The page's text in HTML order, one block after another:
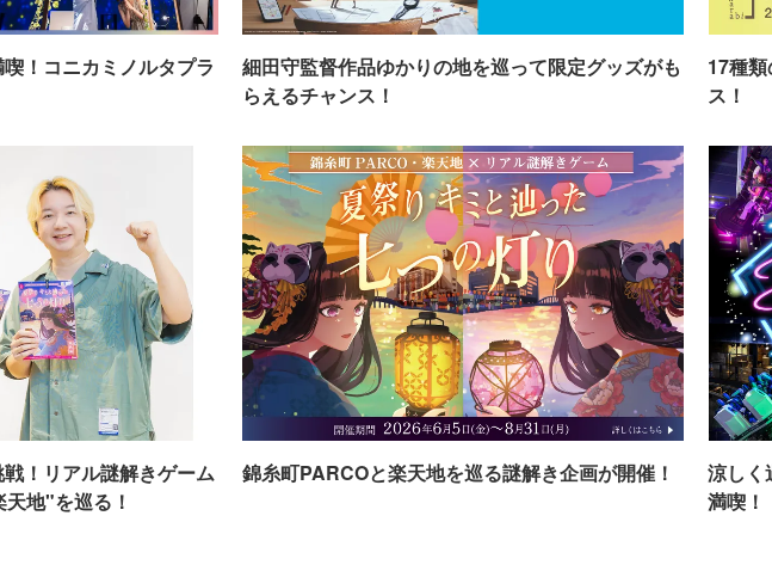
！コニカミノルタプラ
細田守監督作品ゆかりの地を巡って限定グッズがも
らえるチャンス！
17種
ス！
！リアル謎解きゲーム
地"を巡る！
錦糸町PARCOと楽天地を巡る謎解き企画が開催！
涼しく
満喫！